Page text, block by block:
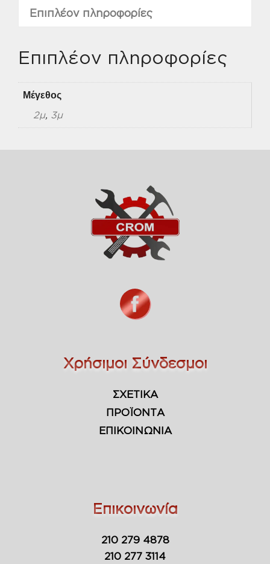
Επιπλέον πληροφορίες
Επιπλέον πληροφορίες
Μέγεθος
2μ, 3μ
Χρήσιμοι Σύνδεσμοι
ΣΧΕΤΙΚΑ
ΠΡΟΪΟΝΤΑ
ΕΠΙΚΟΙΝΩΝΙΑ
Επικοινωνία
210 279 4878
210 277 3114